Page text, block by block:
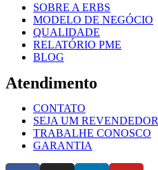
SOBRE A ERBS
MODELO DE NEGÓCIO
QUALIDADE
RELATÓRIO PME
BLOG
Atendimento
CONTATO
SEJA UM REVENDEDOR
TRABALHE CONOSCO
GARANTIA